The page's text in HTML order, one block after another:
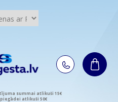
summai atlikuši 15€
atlikuši 50€